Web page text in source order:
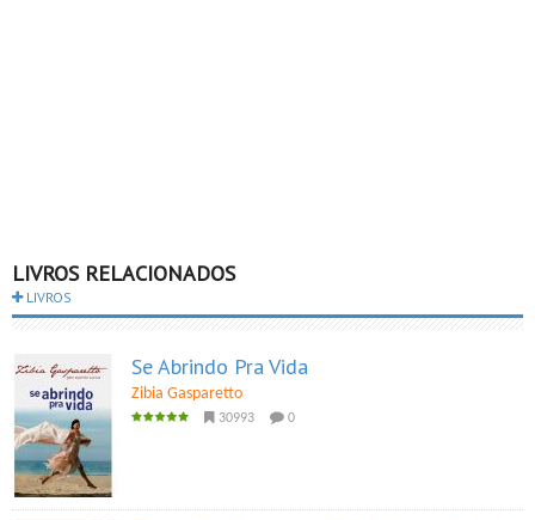
LIVROS RELACIONADOS
LIVROS
Se Abrindo Pra Vida
Zibia Gasparetto
30993 0